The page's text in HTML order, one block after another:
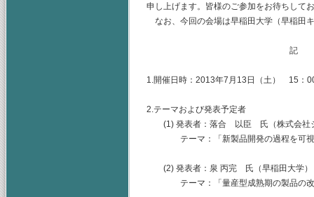
申し上げます。皆様のご参加をお待ちして
なお、今回の会場は早稲田大学（早稲田
記
1.開催日時：2013年7月13日（土） 15：
2.テーマおよび発表予定者
(1) 発表者：落合 以臣 氏（株式会社ジ
テーマ：「新製品開発の過程を可視
(2) 発表者：泉 丙完 氏（早稲田大学）
テーマ：「量産型成熟期の製品の改